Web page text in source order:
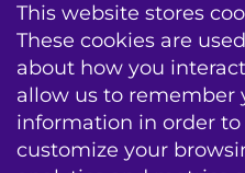
AV Conseil
This website stores
These cookies are
about how you
allow us to remember
information in order
customize your